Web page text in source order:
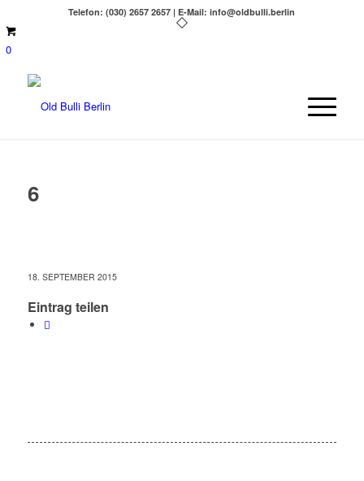
Telefon: (030) 2657 2657 | E-Mail: info@oldbulli.berlin
0
6
18. SEPTEMBER 2015
Eintrag teilen